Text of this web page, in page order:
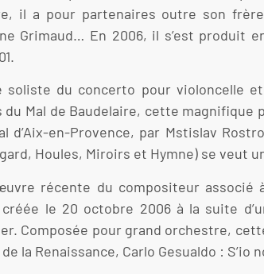
il a pour partenaires outre son
Grimaud… En 2006, il s’est produit
soliste du concerto pour violoncelle
Mal de Baudelaire, cette
en-Provence, par Mstislav
Houles, Miroirs et Hymne) se veut
récente du compositeur associé
le 20 octobre 2006 à la suite
Composée pour grand orchestre,
la Renaissance, Carlo Gesualdo : S’io